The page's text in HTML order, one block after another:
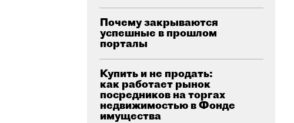
Почему закрываются
успешные в прошлом
порталы
Купить и не продать:
как работает рынок
посредников на торгах
недвижимостью в Фонде
имущества